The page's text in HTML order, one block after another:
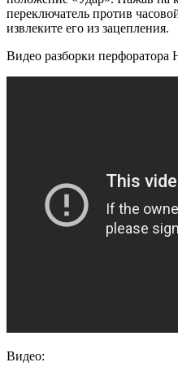
переключатель против
извлеките его из зацепления.
Видео разборки перфоратора
Видео: